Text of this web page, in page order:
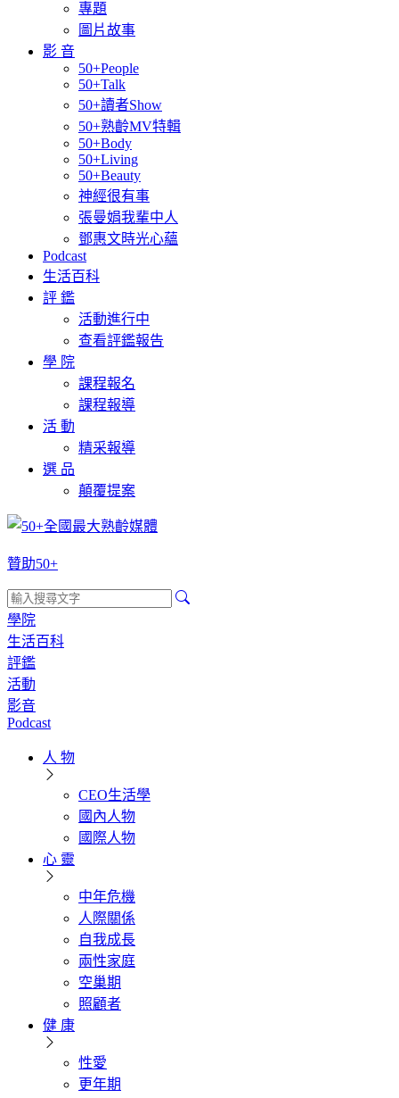
專題
圖片故事
影 音
50+People
50+Talk
50+讀者Show
50+熟齡MV特輯
50+Body
50+Living
50+Beauty
神經很有事
張曼娟我輩中人
鄧惠文時光心蘊
Podcast
生活百科
評 鑑
活動進行中
查看評鑑報告
學 院
課程報名
課程報導
活 動
精采報導
選 品
顛覆提案
贊助50+
學院
生活百科
評鑑
活動
影音
Podcast
人 物
CEO生活學
國內人物
國際人物
心 靈
中年危機
人際關係
自我成長
兩性家庭
空巢期
照顧者
健 康
性愛
更年期